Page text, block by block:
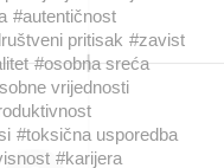
#autentičnost
pritisak #zavist
#osobna sreća
vrijednosti
#toksična usporedba
#karijera